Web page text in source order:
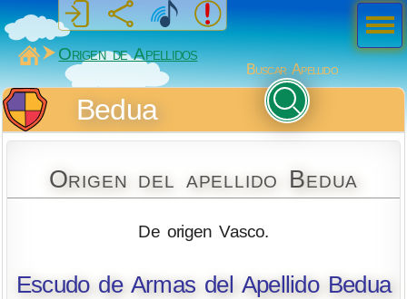
MiSabueso
Origen de Apellidos
Buscar Apellido
Bedua
Origen del apellido Bedua
De origen Vasco.
Escudo de Armas del Apellido Bedua
Men
ú